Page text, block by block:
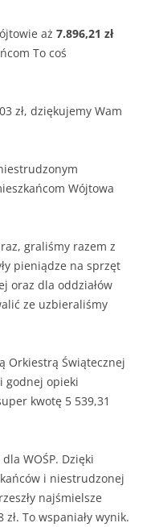
aż 7.896,21 zł
To coś
zł, dziękujemy Wam
Wójtowa
graliśmy razem z
pieniądze na sprzęt
oraz dla oddziałów
ze uzbieraliśmy
Orkiestrą Świątecznej
godnej opieki
kwotę 5 539,31
WOŚP. Dzięki
i niestrudzonej
najśmielsze
To wspaniały wynik.